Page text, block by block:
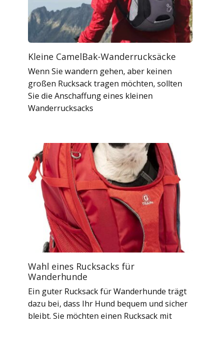
Kleine CamelBak-Wanderrucksäcke
Wenn Sie wandern gehen, aber keinen
großen Rucksack tragen möchten, sollten
Sie die Anschaffung eines kleinen
Wanderrucksacks
Wahl eines Rucksacks für
Wanderhunde
Ein guter Rucksack für Wanderhunde trägt
dazu bei, dass Ihr Hund bequem und sicher
bleibt. Sie möchten einen Rucksack mit